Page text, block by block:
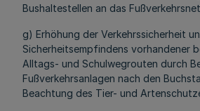
Bushaltestellen an das
g) Erhöhung der Verkehrssicherheit
Sicherheitsempfindens vorhandener
Alltags- und Schulwegrouten durch
Fußverkehrsanlagen nach den
Beachtung des Tier- und